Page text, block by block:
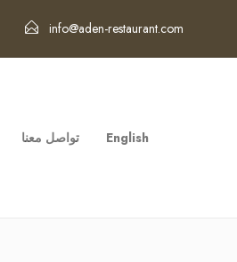
info@aden-restaurant.com
تواصل معنا English